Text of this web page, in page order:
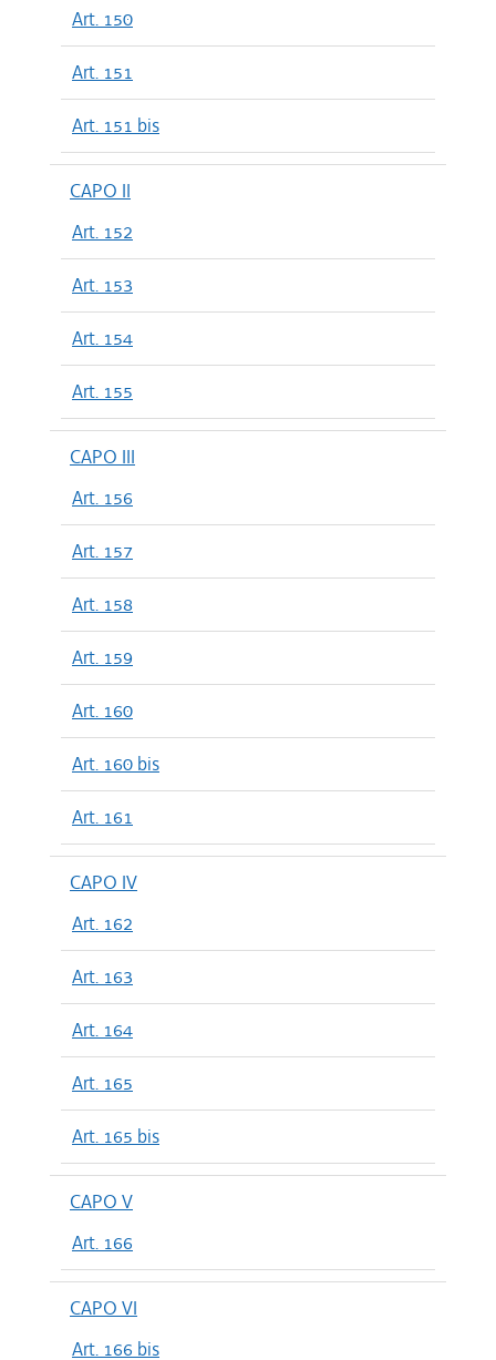
Art. 150
Art. 151
Art. 151 bis
CAPO II
Art. 152
Art. 153
Art. 154
Art. 155
CAPO III
Art. 156
Art. 157
Art. 158
Art. 159
Art. 160
Art. 160 bis
Art. 161
CAPO IV
Art. 162
Art. 163
Art. 164
Art. 165
Art. 165 bis
CAPO V
Art. 166
CAPO VI
Art. 166 bis